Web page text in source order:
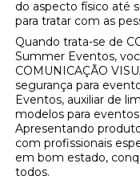
do aspecto físico até
para tratar com as
Quando trata-se de
Summer Eventos,
COMUNICAÇÃO
segurança para
Eventos, auxiliar de
modelos para
Apresentando
com profissionais
em bom estado,
todos.